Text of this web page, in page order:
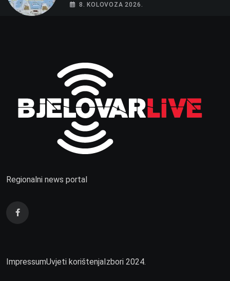
8. KOLOVOZA 2026.
Regionalni news portal
ImpressumUvjeti korištenjaIzbori 2024.